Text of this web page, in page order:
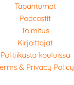
Tapahtumat
Podcastit
Toimitus
Kirjoittajat
Politiikasta kouluissa
& Privacy Policy